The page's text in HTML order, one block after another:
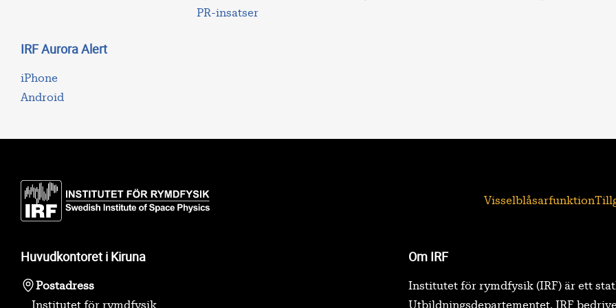
PR-insatser
IRF Aurora Alert
iPhone
Android
Visselblåsarfunktion
Huvudkontoret i Kiruna
Postadress
Institutet för rymdfysik
Om IRF
Institutet för rymdfysik (IRF) är ett
Utbildningsdepartementet. IRF